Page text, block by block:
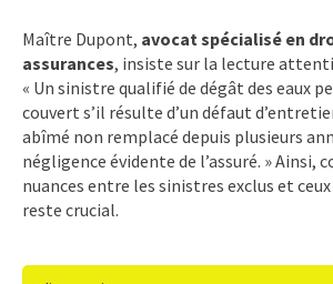
Maître Dupont, avocat spécialisé en
assurances, insiste sur la lecture
« Un sinistre qualifié de dégât des eaux
couvert s’il résulte d’un défaut
abîmé non remplacé depuis plusieurs
négligence évidente de l’assuré. » Ainsi,
nuances entre les sinistres exclus et
reste crucial.